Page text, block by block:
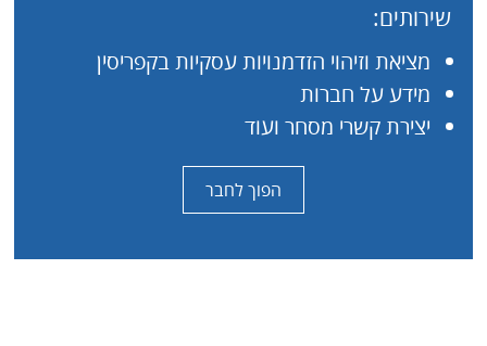
שירותים:
מציאת וזיהוי הזדמנויות עסקיות בקפריסין
מידע על חברות
יצירת קשרי מסחר ועוד
הפוך לחבר